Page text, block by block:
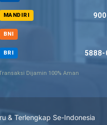
MANDIRI
BNI
BRI 5888-
Dijamin 100% Aman
& Terlengkap Se-Indonesia